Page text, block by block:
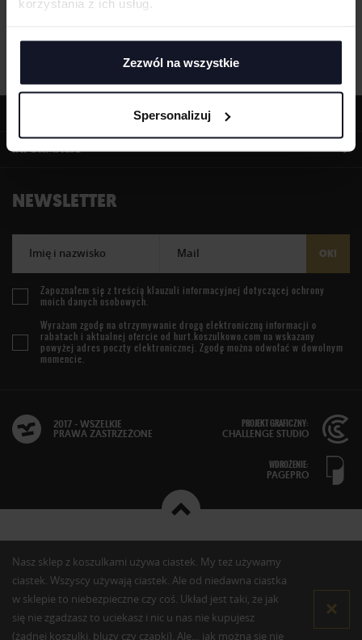
korzystania z ich usług.
Zezwól na wszystkie
Spersonalizuj
INFORMACJE
NEWSLETTER
Imię i nazwisko Mail OK!
Zapoznałem się z treścią klauzuli informacyjnej dotyczącej ochrony
moich danych osobowych.
Wyrażam zgodę na otrzymywanie drogą elektroniczną informacji o
rabatach i aktualnej ofercie od hurt.koszulkowo.com na wskazany
powyżej adres poczty elektronicznej. Zgodę można odwołać w dowolnym
momencie.
2017 - WSZELKIE
PRAWA ZASTRZEŻONE
PROJEKT GRAFICZNY:
CHALLENGE STUDIO
WDROŻENIE:
PAGEPRO
Nasz sklep z koszulkami używa ciastek. My też używamy
ciastek. Wszyscy używają ciastek. Ale od niedawna ciastka
w sklepie to niebezpieczne czy coś. Układ jest taki, że jak
się nie zgadzasz to uciekasz i nic u nas nie kupujesz
(żadnej koszulki, bluzy czy czapki). Ale… jak można się nie